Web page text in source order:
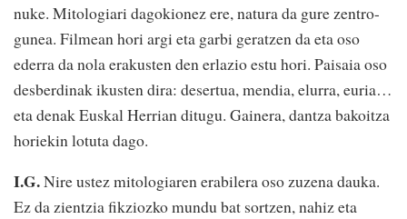
nuke. Mitologiari dagokionez ere, natura da gure zentro-
gunea. Filmean hori argi eta garbi geratzen da eta oso
ederra da nola erakusten den erlazio estu hori. Paisaia oso
desberdinak ikusten dira: desertua, mendia, elurra, euria…
eta denak Euskal Herrian ditugu. Gainera, dantza bakoitza
horiekin lotuta dago.
I.G.Nire ustez mitologiaren erabilera oso zuzena dauka.
Ez da zientzia fikziozko mundu bat sortzen, nahiz eta